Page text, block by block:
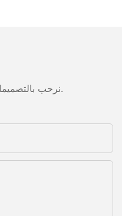
نرحب بالتصميمات والأفكار المخصصة وقادرة على تلبية المتطلبات المحددة. لمزيد من المعلومات، يرجى زيارة الموقع الإلكتروني أو الاتصال بنا مباشرة مع أسئلة أو استفسارات.